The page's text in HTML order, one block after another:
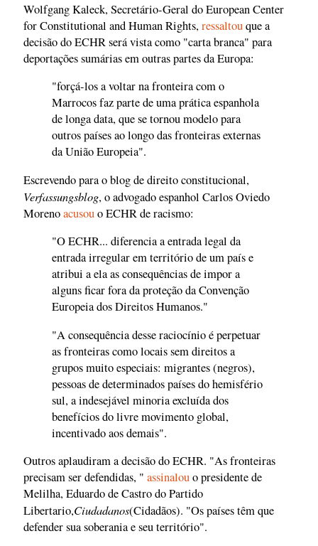
Wolfgang Kaleck, Secretário-Geral do European Center
for Constitutional and Human Rights,ressaltouque a
decisão do ECHR será vista como "carta branca" para
deportações sumárias em outras partes da Europa:
"forçá-los a voltar na fronteira com o
Marrocos faz parte de uma prática espanhola
de longa data, que se tornou modelo para
outros países ao longo das fronteiras externas
da União Europeia".
Escrevendo para o blog de direito constitucional,
Verfassungsblog, o advogado espanhol Carlos Oviedo
Morenoacusouo ECHR de racismo:
"O ECHR... diferencia a entrada legal da
entrada irregular em território de um país e
atribui a ela as consequências de impor a
alguns ficar fora da proteção da Convenção
Europeia dos Direitos Humanos."
"A consequência desse raciocínio é perpetuar
as fronteiras como locais sem direitos a
grupos muito especiais: migrantes (negros),
pessoas de determinados países do hemisfério
sul, a indesejável minoria excluída dos
benefícios do livre movimento global,
incentivado aos demais".
Outros aplaudiram a decisão do ECHR. "As fronteiras
precisam ser defendidas, " assinalouo presidente de
Melilha, Eduardo de Castro do Partido
Libertario,Ciudadanos(Cidadãos). "Os países têm que
defender sua soberania e seu território".